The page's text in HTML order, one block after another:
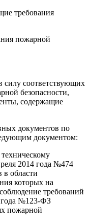
требования
пожарной
силу соответствующих
безопасности,
содержащие
документов по
документом:
2014 года №474
в области
которых на
требований
года №123-ФЗ
пожарной